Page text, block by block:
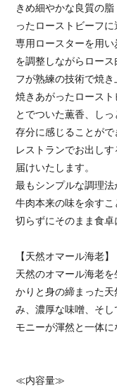
きめ細やかな良質の
ったローストビーフに
専用ロースターを用
を調整しながらロー
フが熟練の技術で焼き
焼きあがったロース
とでついた薫香、し
存分に感じることがで
レストランでお出し
届けいたします。
最もシンプルな調理法
牛肉本来の味を余すこ
切らずにそのまま食卓
【天然オマール海老】
天然のオマール海老
かりと身の締まった
み、濃厚な味噌、そ
モニーが渾然と一体に
≪内容量≫